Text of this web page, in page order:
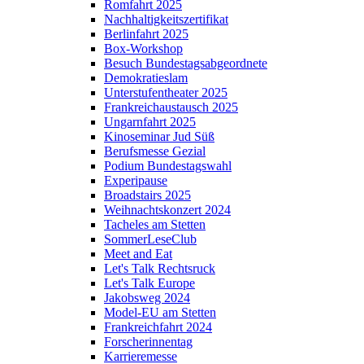
Romfahrt 2025
Nachhaltigkeitszertifikat
Berlinfahrt 2025
Box-Workshop
Besuch Bundestagsabgeordnete
Demokratieslam
Unterstufentheater 2025
Frankreichaustausch 2025
Ungarnfahrt 2025
Kinoseminar Jud Süß
Berufsmesse Gezial
Podium Bundestagswahl
Experipause
Broadstairs 2025
Weihnachtskonzert 2024
Tacheles am Stetten
SommerLeseClub
Meet and Eat
Let's Talk Rechtsruck
Let's Talk Europe
Jakobsweg 2024
Model-EU am Stetten
Frankreichfahrt 2024
Forscherinnentag
Karrieremesse